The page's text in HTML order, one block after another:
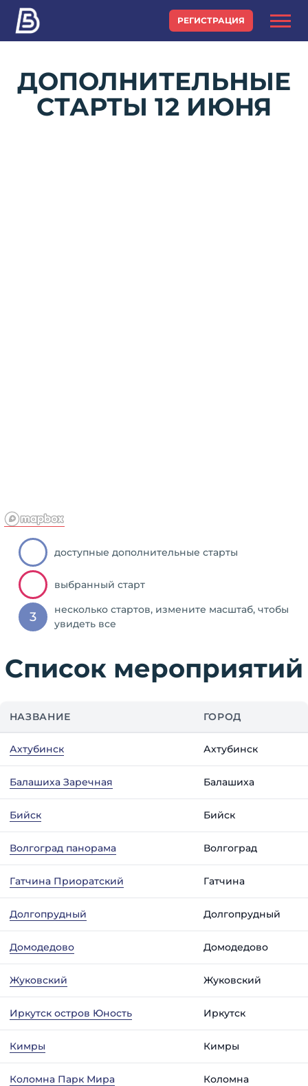
РЕГИСТРАЦИЯ
ДОПОЛНИТЕЛЬНЫЕ
СТАРТЫ 12 ИЮНЯ
доступные дополнительные старты
выбранный старт
3
несколько стартов, измените масштаб, чтобы
увидеть все
Список мероприятий
НАЗВАНИЕ ГОРОД
Ахтубинск Ахтубинск
Балашиха Заречная Балашиха
Бийск Бийск
Волгоград панорама Волгоград
Гатчина Приоратский Гатчина
Долгопрудный Долгопрудный
Домодедово Домодедово
Жуковский Жуковский
Иркутск остров Юность Иркутск
Кимры Кимры
Коломна Парк Мира Коломна